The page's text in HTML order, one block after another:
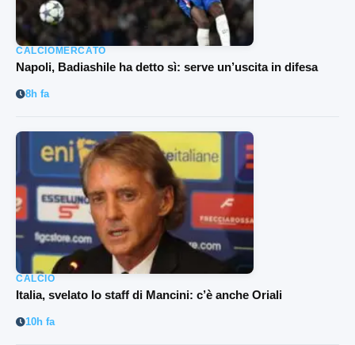
CALCIOMERCATO
Napoli, Badiashile ha detto sì: serve un’uscita in difesa
8h fa
CALCIO
Italia, svelato lo staff di Mancini: c’è anche Oriali
10h fa